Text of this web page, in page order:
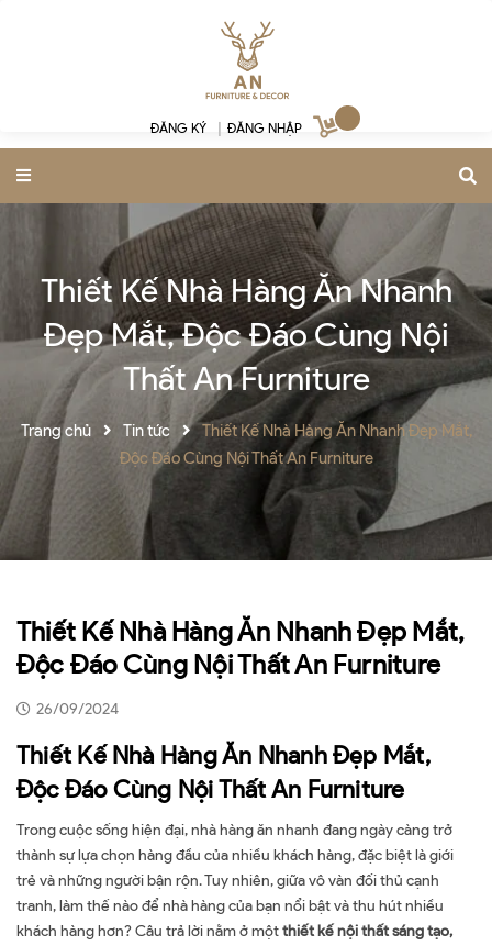
ĐĂNG KÝ ĐĂNG NHẬP
Thiết Kế Nhà Hàng Ăn Nhanh
Đẹp Mắt, Độc Đáo Cùng Nội
Thất An Furniture
Trang chủ Tin tức
Thiết Kế Nhà Hàng Ăn Nhanh Đẹp Mắt,
Độc Đáo Cùng Nội Thất An Furniture
Thiết Kế Nhà Hàng Ăn Nhanh Đẹp Mắt,
Độc Đáo Cùng Nội Thất An Furniture
26/09/2024
Thiết Kế Nhà Hàng Ăn Nhanh Đẹp Mắt,
Độc Đáo Cùng Nội Thất An Furniture
Trong cuộc sống hiện đại, nhà hàng ăn nhanh đang ngày càng trở
thành sự lựa chọn hàng đầu của nhiều khách hàng, đặc biệt là giới
trẻ và những người bận rộn. Tuy nhiên, giữa vô vàn đối thủ cạnh
tranh, làm thế nào để nhà hàng của bạn nổi bật và thu hút nhiều
khách hàng hơn? Câu trả lời nằm ở mộtthiết kế nội thất sáng tạo,